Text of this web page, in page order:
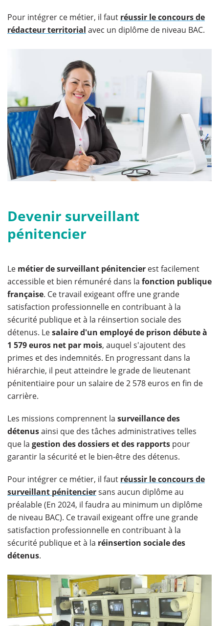
Pour intégrer ce métier, il faut réussir le concours de
rédacteur territorial avec un diplôme de niveau BAC.
Devenir surveillant
pénitencier
Le métier de surveillant pénitencier est facilement
accessible et bien rémunéré dans la fonction publique
française. Ce travail exigeant offre une grande
satisfaction professionnelle en contribuant à la
sécurité publique et à la réinsertion sociale des
détenus. Lesalaire d'un employé de prison débute à
1 579 euros net par mois, auquel s'ajoutent des
primes et des indemnités. En progressant dans la
hiérarchie, il peut atteindre le grade de lieutenant
pénitentiaire pour un salaire de 2 578 euros en fin de
carrière.
Les missions comprennent la surveillance des
détenusainsi que des tâches administratives telles
que la gestion des dossiers et des rapports pour
garantir la sécurité et le bien-être des détenus.
Pour intégrer ce métier, il faut réussir le concours de
surveillant pénitenciersans aucun diplôme au
préalable (En 2024, il faudra au minimum un diplôme
de niveau BAC). Ce travail exigeant offre une grande
satisfaction professionnelle en contribuant à la
sécurité publique et à la réinsertion sociale des
détenus.